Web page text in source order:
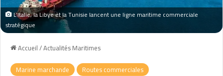
L’Italie, la Libye et la Tunisie lancent une ligne maritime commerciale
stratégique
Accueil/Actualités Maritimes
Marine marchande
Routes commerciales